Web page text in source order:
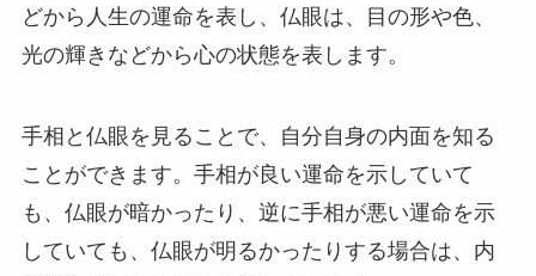
どから人生の運命を表し、仏眼は、目の形や色、
光の輝きなどから心の状態を表します。
手相と仏眼を見ることで、自分自身の内面を知る
ことができます。手相が良い運命を示していて
も、仏眼が暗かったり、逆に手相が悪い運命を示
していても、仏眼が明るかったりする場合は、内